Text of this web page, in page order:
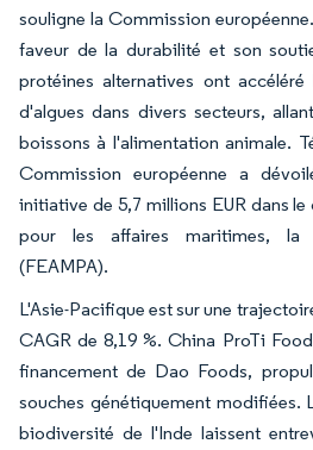
souligne la Commission
faveur de la durabilité et son
protéines alternatives ont
d'algues dans divers secteurs,
boissons à l'alimentation animale.
Commission européenne a
initiative de 5,7 millions EUR dans
pour les affaires maritimes, la
(FEAMPA).
L'Asie-Pacifique est sur une
CAGR de 8,19 %. China ProTi
financement de Dao Foods,
souches génétiquement modifiées.
biodiversité de l'Inde laissent